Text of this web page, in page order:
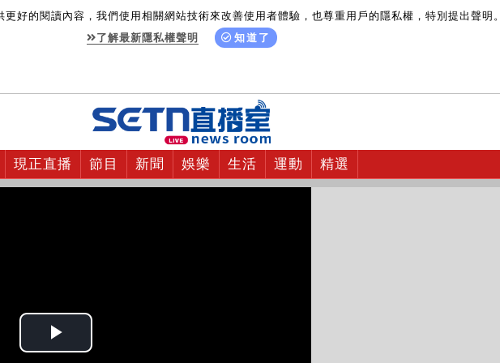
更好的閱讀內容，我們使用相關網站技術來改善使用者體驗，也尊重用戶的隱私權，特別提出聲明。
了解最新隱私權聲明
知道了
現正直播 節目 新聞 娛樂 生活 運動 精選
Play